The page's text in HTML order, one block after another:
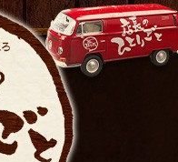
屋【店長の
ログ
しがおすすめで